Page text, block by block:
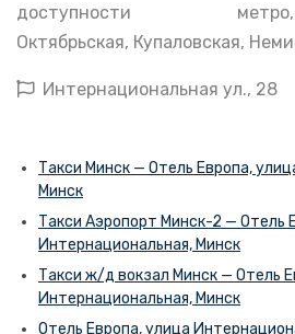
доступности
Октябрьская, Купаловская,
Интернациональная ул., 28
Такси Минск — Отель Европа,
Минск
Такси Аэропорт Минск-2 — Отель
Интернациональная, Минск
Такси ж/д вокзал Минск — Отель
Интернациональная, Минск
Отель Европа, улица